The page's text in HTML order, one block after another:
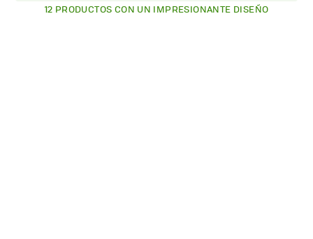
12 PRODUCTOS CON UN IMPRESIONANTE DISEÑO